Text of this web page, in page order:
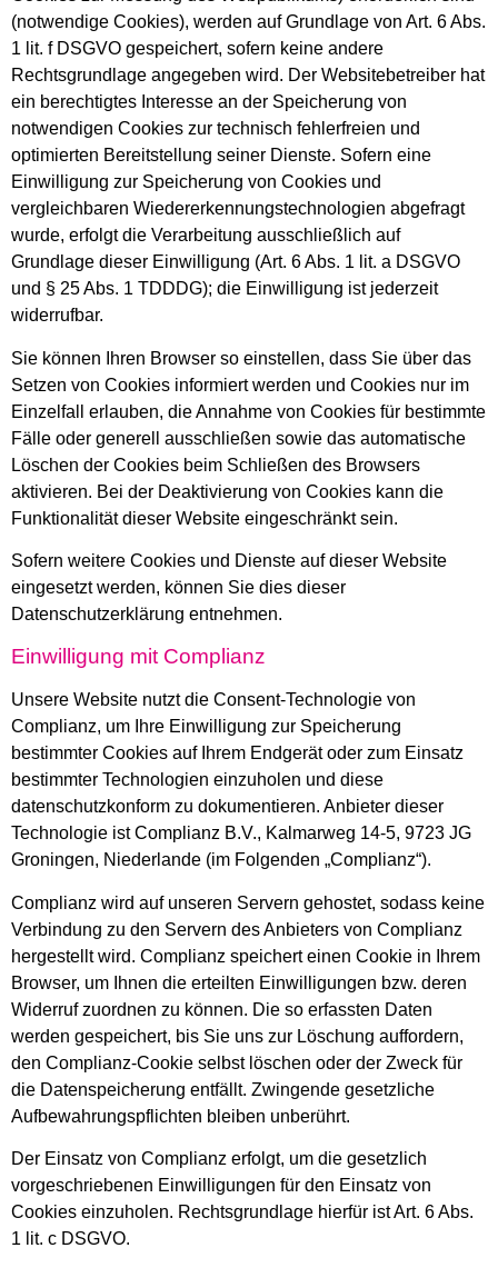
(notwendige Cookies), werden auf Grundlage von Art. 6 Abs.
1 lit. f DSGVO gespeichert, sofern keine andere
Rechtsgrundlage angegeben wird. Der Websitebetreiber hat
ein berechtigtes Interesse an der Speicherung von
notwendigen Cookies zur technisch fehlerfreien und
optimierten Bereitstellung seiner Dienste. Sofern eine
Einwilligung zur Speicherung von Cookies und
vergleichbaren Wiedererkennungstechnologien abgefragt
wurde, erfolgt die Verarbeitung ausschließlich auf
Grundlage dieser Einwilligung (Art. 6 Abs. 1 lit. a DSGVO
und § 25 Abs. 1 TDDDG); die Einwilligung ist jederzeit
widerrufbar.
Sie können Ihren Browser so einstellen, dass Sie über das
Setzen von Cookies informiert werden und Cookies nur im
Einzelfall erlauben, die Annahme von Cookies für bestimmte
Fälle oder generell ausschließen sowie das automatische
Löschen der Cookies beim Schließen des Browsers
aktivieren. Bei der Deaktivierung von Cookies kann die
Funktionalität dieser Website eingeschränkt sein.
Sofern weitere Cookies und Dienste auf dieser Website
eingesetzt werden, können Sie dies dieser
Datenschutzerklärung entnehmen.
Einwilligung mit Complianz
Unsere Website nutzt die Consent-Technologie von
Complianz, um Ihre Einwilligung zur Speicherung
bestimmter Cookies auf Ihrem Endgerät oder zum Einsatz
bestimmter Technologien einzuholen und diese
datenschutzkonform zu dokumentieren. Anbieter dieser
Technologie ist Complianz B.V., Kalmarweg 14-5, 9723 JG
Groningen, Niederlande (im Folgenden „Complianz“).
Complianz wird auf unseren Servern gehostet, sodass keine
Verbindung zu den Servern des Anbieters von Complianz
hergestellt wird. Complianz speichert einen Cookie in Ihrem
Browser, um Ihnen die erteilten Einwilligungen bzw. deren
Widerruf zuordnen zu können. Die so erfassten Daten
werden gespeichert, bis Sie uns zur Löschung auffordern,
den Complianz-Cookie selbst löschen oder der Zweck für
die Datenspeicherung entfällt. Zwingende gesetzliche
Aufbewahrungspflichten bleiben unberührt.
Der Einsatz von Complianz erfolgt, um die gesetzlich
vorgeschriebenen Einwilligungen für den Einsatz von
Cookies einzuholen. Rechtsgrundlage hierfür ist Art. 6 Abs.
1 lit. c DSGVO.